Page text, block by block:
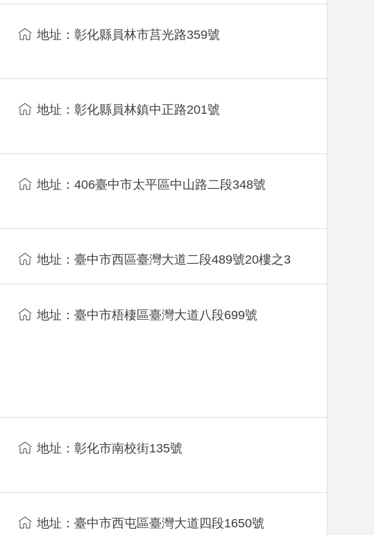
地址：彰化縣員林市莒光路359號
地址：彰化縣員林鎮中正路201號
地址：406臺中市太平區中山路二段348號
地址：臺中市西區臺灣大道二段489號20樓之3
地址：臺中市梧棲區臺灣大道八段699號
地址：彰化市南校街135號
地址：臺中市西屯區臺灣大道四段1650號